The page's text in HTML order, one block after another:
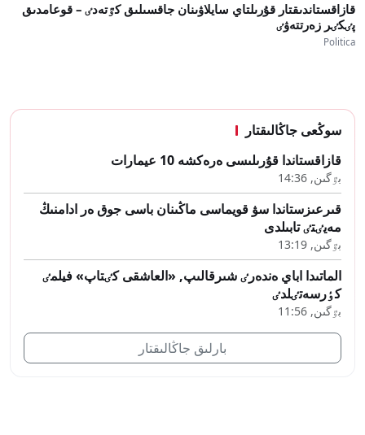
قازاقستاندىقتار قۇرىلتاي سايلاۋىنان جاقسىلىق كٷتەدٸ – قوعامدىق
پٸكٸر زەرتتەۋٸ
Politica
سوڭعى جاڭالىقتار
قازاقستاندا قۇرىلىسى ەرەكشە 10 عيمارات
بٷگىن, 14:36
قىرعىزستاندا سۋ قويماسى ماڭىنان باسى جوق ەر ادامنىڭ
مەيٸتٸ تابىلدى
بٷگىن, 13:19
الماتىدا اباي ەندەرٸ شىرقالىپ, «العاشقى كٸتاپ» فيلمٸ
كٶرسەتٸلدٸ
بٷگىن, 11:56
بارلىق جاڭالىقتار